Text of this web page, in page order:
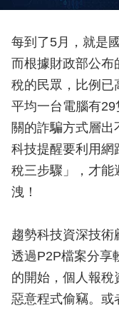
每到了5月，就是
而根據財政部公布
稅的民眾，比例已
平均一台電腦有
關的詐騙方式層
科技提醒要利用網
稅三步驟」，才能
洩！
趨勢科技資深技
透過P2P檔案分享
的開始，個人報稅
惡意程式偷竊。或